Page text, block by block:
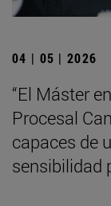
04 | 05 | 2026
“El Máster
Procesal
capaces de
sensibilidad